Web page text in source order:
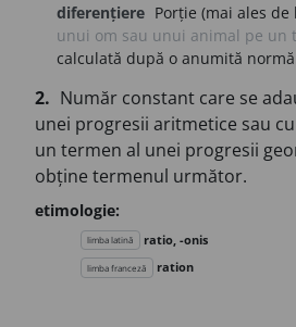
diferențiere Porție (mai ales de
unui om sau unui animal pe un
calculată după o anumită
2. Număr constant care se
unei progresii aritmetice sau
un termen al unei progresii
obține termenul următor.
etimologie:
limba latină ratio, -onis
limba franceză ration